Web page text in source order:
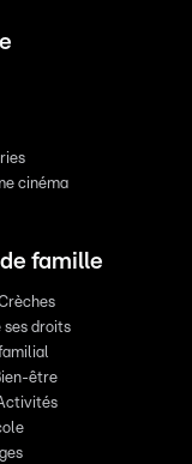
cinéma
famille
ses droits
être